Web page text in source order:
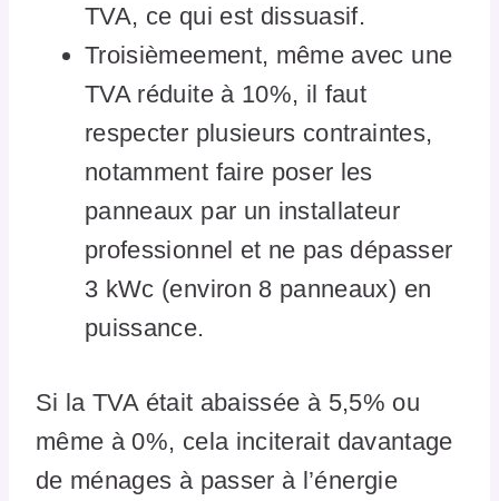
TVA, ce qui est dissuasif.
Troisièmeement, même avec une
TVA réduite à 10%, il faut
respecter plusieurs contraintes,
notamment faire poser les
panneaux par un installateur
professionnel et ne pas dépasser
3 kWc (environ 8 panneaux) en
puissance.
Si la TVA était abaissée à 5,5% ou
même à 0%, cela inciterait davantage
de ménages à passer à l’énergie